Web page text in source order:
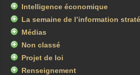
Intelligence économique
La semaine de l’information
Médias
Non classé
Projet de loi
Renseignement